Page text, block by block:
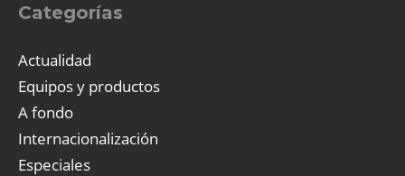
Categorías
Actualidad
Equipos y productos
A fondo
Internacionalización
Especiales